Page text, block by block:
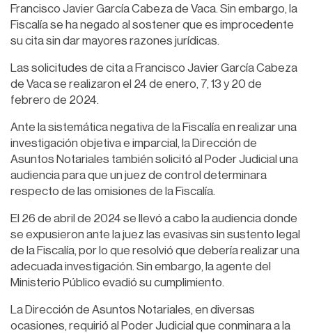
Francisco Javier García Cabeza de Vaca. Sin embargo, la
Fiscalía se ha negado al sostener que es improcedente
su cita sin dar mayores razones jurídicas.
Las solicitudes de cita a Francisco Javier García Cabeza
de Vaca se realizaron el 24 de enero, 7, 13 y 20 de
febrero de 2024.
Ante la sistemática negativa de la Fiscalía en realizar una
investigación objetiva e imparcial, la Dirección de
Asuntos Notariales también solicitó al Poder Judicial una
audiencia para que un juez de control determinara
respecto de las omisiones de la Fiscalía.
El 26 de abril de 2024 se llevó a cabo la audiencia donde
se expusieron ante la juez las evasivas sin sustento legal
de la Fiscalía, por lo que resolvió que debería realizar una
adecuada investigación. Sin embargo, la agente del
Ministerio Público evadió su cumplimiento.
La Dirección de Asuntos Notariales, en diversas
ocasiones, requirió al Poder Judicial que conminara a la